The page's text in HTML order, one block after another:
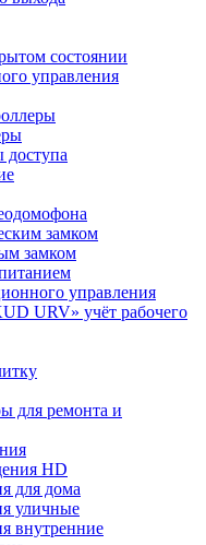
состоянии
управления
доступа
замком
замком
управления
URV» учёт рабочего
для ремонта и
HD
для дома
уличные
внутренние